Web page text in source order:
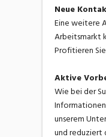
Neue
Eine weitere
Arbeitsmarkt
Profitieren
Aktive
Wie bei der
Informationen
unserem
und reduziert